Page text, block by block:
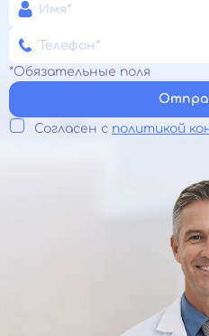
*Обязательные поля
Согласен с политикой